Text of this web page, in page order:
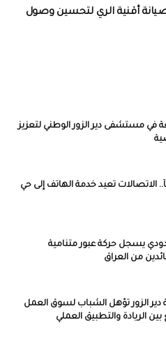
صيانة أقنية الري لتحسين وصول
في مستشفى دير الزور الوطني لتعزيز
14 عاماً.. الاتصالات تعيد خدمة الهاتف إلى حي
يسجل حركة عبور متنامية
من العراق
دير الزور تؤهل الشباب لسوق العمل
بين الريادة والتطبيق العملي